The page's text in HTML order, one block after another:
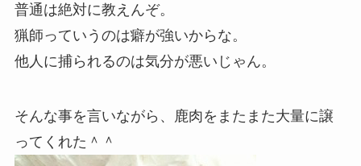
普通は絶対に教えんぞ。
猟師っていうのは癖が強いからな。
他人に捕られるのは気分が悪いじゃん。
そんな事を言いながら、鹿肉をまたまた大量に譲
ってくれた＾＾